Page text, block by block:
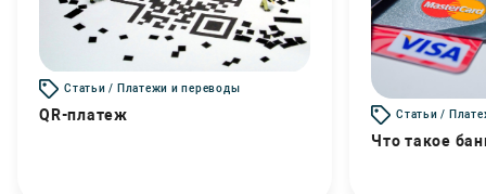
Статьи / Платежи и переводы
QR-платеж Статьи /
Что такое